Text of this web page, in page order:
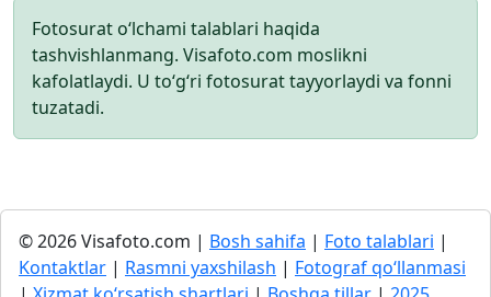
Fotosurat o‘lchami talablari haqida
tashvishlanmang. Visafoto.com moslikni
kafolatlaydi. U to‘g‘ri fotosurat tayyorlaydi va fonni
tuzatadi.
© 2026 Visafoto.com | Bosh sahifa | Foto talablari |
Kontaktlar | Rasmni yaxshilash | Fotograf qo‘llanmasi